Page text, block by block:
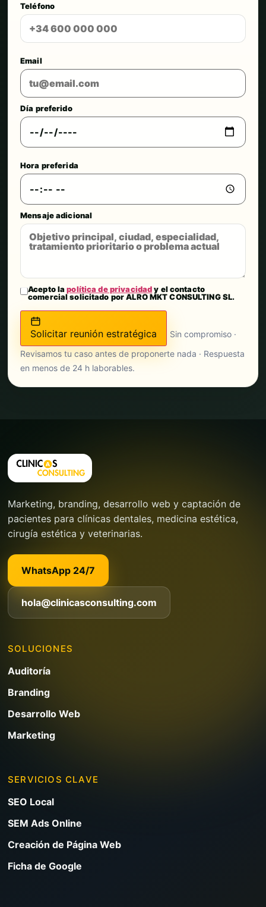
Teléfono
Email
Día preferido
Hora preferida
Mensaje adicional
Acepto lapolítica de privacidady el contacto
comercial solicitado por ALRO MKT CONSULTING SL.
Solicitar reunión estratégica
Sin compromiso ·
Revisamos tu caso antes de proponerte nada · Respuesta
en menos de 24 h laborables.
Marketing, branding, desarrollo web y captación de
pacientes para clínicas dentales, medicina estética,
cirugía estética y veterinarias.
WhatsApp 24/7
hola@clinicasconsulting.com
SOLUCIONES
Auditoría
Branding
Desarrollo Web
Marketing
SERVICIOS CLAVE
SEO Local
SEM Ads Online
Creación de Página Web
Ficha de Google